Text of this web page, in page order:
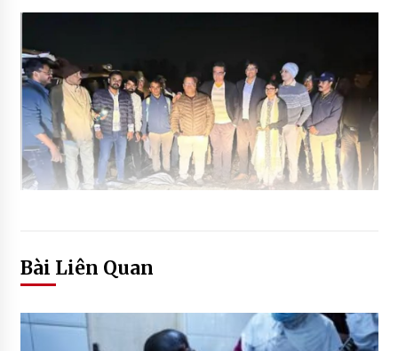
Bài Liên Quan